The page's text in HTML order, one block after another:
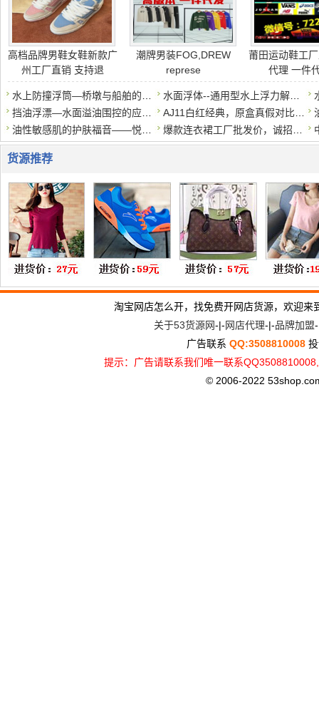
高档品牌男鞋女鞋新款广
州工厂直销 支持退
潮牌男装FOG,DREW
represe
莆田运动鞋工
代理 一件
货源推荐
淘宝网店怎么开，找免费开网店货源，欢迎
关于53货源网-|-网店代理-|-品牌加盟
广告联系 QQ:3508810008
提示：广告请联系我们唯一联系
© 2006-2022